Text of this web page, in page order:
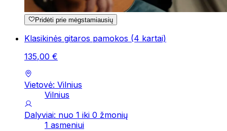
Pridėti prie mėgstamiausių
Klasikinės gitaros pamokos (4 kartai)
135,00 €
Vietovė: Vilnius
Vilnius
Dalyviai: nuo 1 iki 0 žmonių
1 asmeniui